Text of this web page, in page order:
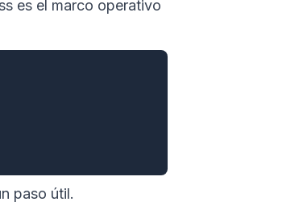
es el marco operativo
paso útil.